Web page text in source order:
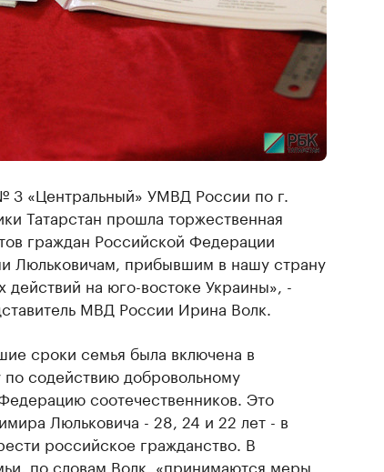
3 «Центральный» УМВД России по г.
Татарстан прошла торжественная
граждан Российской Федерации
Люльковичам, прибывшим в нашу страну
действий на юго-востоке Украины», -
МВД России Ирина Волк.
сроки семья была включена в
содействию добровольному
соотечественников. Это
Люльковича - 28, 24 и 22 лет - в
российское гражданство. В
по словам Волк, «принимаются меры